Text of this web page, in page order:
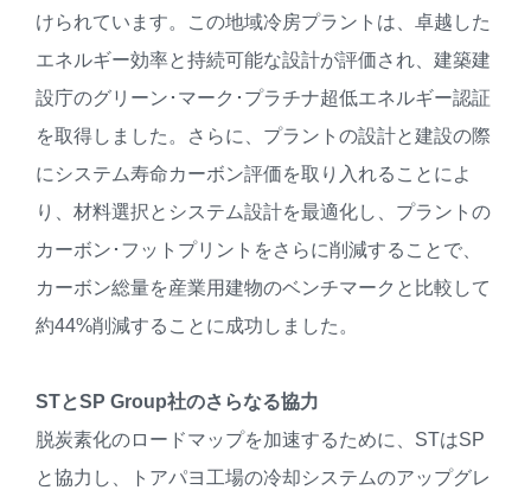
けられています。この地域冷房プラントは、卓越した
エネルギー効率と持続可能な設計が評価され、建築建
設庁のグリーン･マーク･プラチナ超低エネルギー認証
を取得しました。さらに、プラントの設計と建設の際
にシステム寿命カーボン評価を取り入れることによ
り、材料選択とシステム設計を最適化し、プラントの
カーボン･フットプリントをさらに削減することで、
カーボン総量を産業用建物のベンチマークと比較して
約44%削減することに成功しました。
STとSP Group社のさらなる協力
脱炭素化のロードマップを加速するために、STはSP
と協力し、トアパヨ工場の冷却システムのアップグレ